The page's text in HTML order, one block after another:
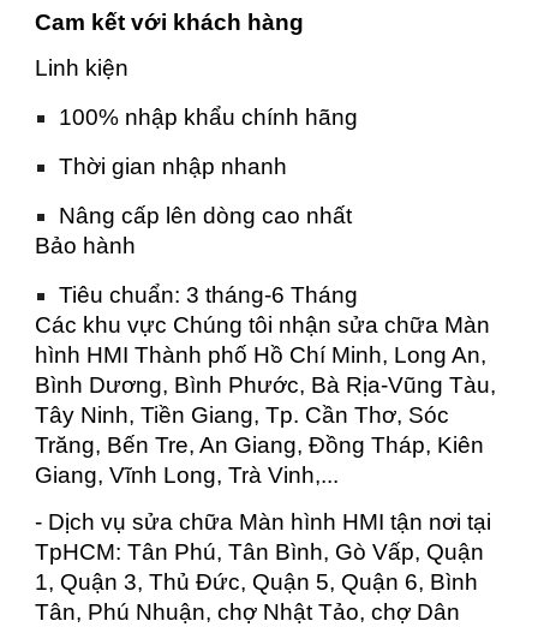
Cam kết với khách hàng
Linh kiện
100% nhập khẩu chính hãng
Thời gian nhập nhanh
Nâng cấp lên dòng cao nhất
Bảo hành
Tiêu chuẩn: 3 tháng-6 Tháng
Các khu vực Chúng tôi nhận sửa chữa Màn
hình HMI Thành phố Hồ Chí Minh, Long An,
Bình Dương, Bình Phước, Bà Rịa-Vũng Tàu,
Tây Ninh, Tiền Giang, Tp. Cần Thơ, Sóc
Trăng, Bến Tre, An Giang, Đồng Tháp, Kiên
Giang, Vĩnh Long, Trà Vinh,...
- Dịch vụ sửa chữa Màn hình HMI tận nơi tại
TpHCM: Tân Phú, Tân Bình, Gò Vấp, Quận
1, Quận 3, Thủ Đức, Quận 5, Quận 6, Bình
Tân, Phú Nhuận, chợ Nhật Tảo, chợ Dân